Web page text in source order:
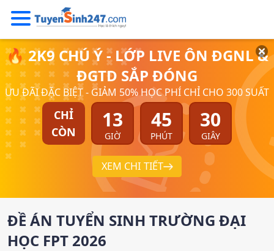
🔥 2K9 CHÚ Ý - LỚP LIVE ÔN ĐGNL &
ĐGTD SẮP ĐÓNG
ƯU ĐÃI ĐẶC BIỆT - GIẢM 50% HỌC PHÍ CHỈ CHO 300 SUẤT
CHỈ
CÒN
13
GIỜ
45
PHÚT
28
GIÂY
XEM CHI TIẾT
ĐỀ ÁN TUYỂN SINH TRƯỜNG ĐẠI
HỌC FPT 2026